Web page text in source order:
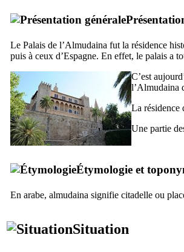
Le Palais de l’Almudaina fut la résidence
puis à ceux d’Espagne. En effet, le palais a
C’est
l’Almudaina
La résidence
Une partie
Étymologie et
En arabe, almudaina signifie citadelle ou
Situation